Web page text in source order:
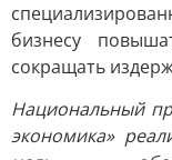
бизнесу
сокращать
Национальный
экономика»